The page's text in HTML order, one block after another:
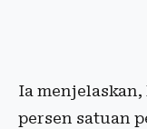
Ia
persen satuan